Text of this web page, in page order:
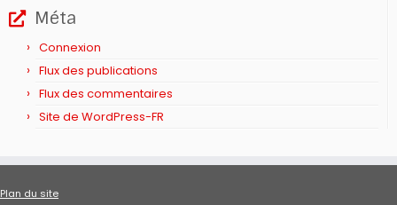
Méta
Connexion
Flux des publications
Flux des commentaires
Site de WordPress-FR
Plan du site